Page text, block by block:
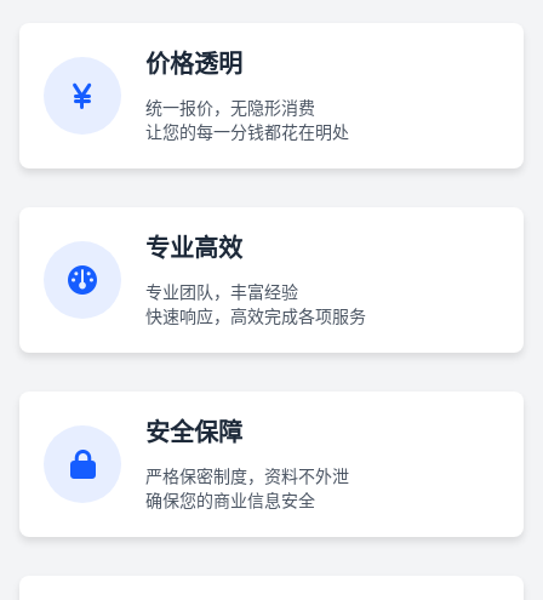
价格透明
统一报价，无隐形消费
让您的每一分钱都花在明处
专业高效
专业团队，丰富经验
快速响应，高效完成各项服务
安全保障
严格保密制度，资料不外泄
确保您的商业信息安全